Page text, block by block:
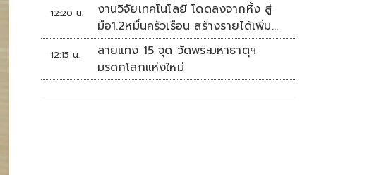
12:20 น.
งานวิจัยเทคโนโลยี โดดลงจากหิ้ง สู่
มือ1.2หมื่นครัวเรือน สร้างรายได้เพิ่ม
ทุกเดือน
12:15 น.
ลายแทง 15 จุด วัดพระมหาธาตุฯ
มรดกโลกแห่งใหม่